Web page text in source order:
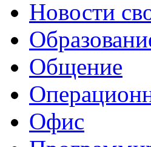
Новости
Общение
Офис